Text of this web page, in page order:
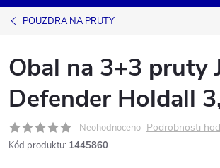
POUZDRA NA PRUTY
Obal na 3+3 pruty
Defender Holdall
Neohodnoceno Podrobnosti
Kód produktu: 1445860